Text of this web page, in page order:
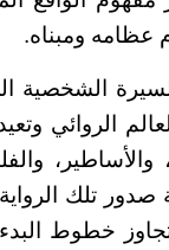
عظامه ومبناه.
الشخصية
الروائي
صدور تلك
خطوط